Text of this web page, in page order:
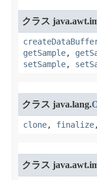
クラス
getSample,
setSample,
クラス java.lang.
clone, finalize
クラス